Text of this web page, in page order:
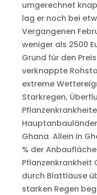
umgerechnet
lag er noch bei
Vergangenen
weniger als 2500
Grund für den
verknappte
extreme
Starkregen,
Ghana. Allein in
% der
Pflanzenkrankheit
durch Blattläuse
starken Regen